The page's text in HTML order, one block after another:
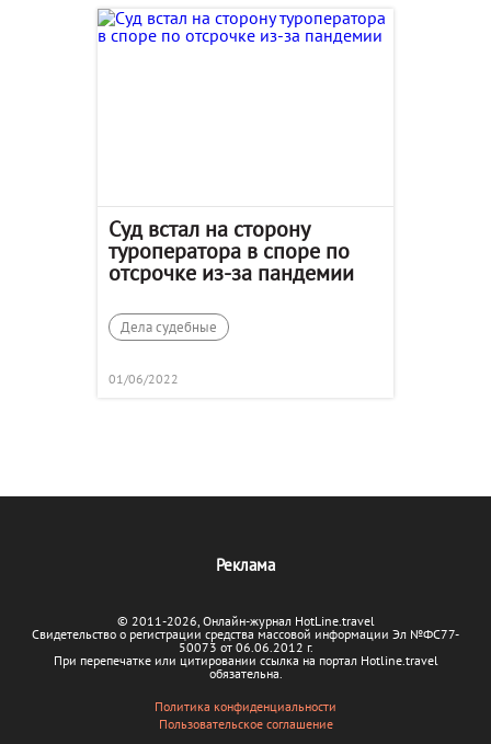
Суд встал на сторону
туроператора в споре по
отсрочке из-за пандемии
Дела судебные
01/06/2022
Реклама
© 2011-2026, Онлайн-журнал HotLine.travel
Свидетельство о регистрации средства массовой информации Эл №ФС77-
50073 от 06.06.2012 г.
При перепечатке или цитировании ссылка на портал Hotline.travel
обязательна.
Политика конфиденциальности
Пользовательское соглашение